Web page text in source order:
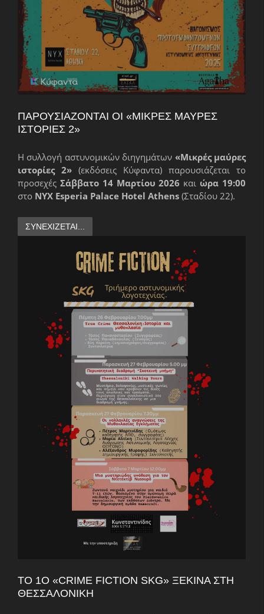
ΠΑΡΟΥΣΙΆΖΟΝΤΑΙ ΟΙ «ΜΙΚΡΈΣ ΜΑΎΡΕΣ
ΙΣΤΟΡΊΕΣ 2»
Η συλλογή αστυνομικών διηγημάτων «Μικρές μαύρες
ιστορίες 2» (εκδόσεις Κύφαντα) παρουσιάζεται το
προσεχές Σάββατο 14 Μαρτίου 2026 και ώρα 19:00
στο NYX Esperia Palace Hotel Athens (Σταδίου 22).
ΣΥΝΕΧΊΖΕΤΑΙ...
ΤΟ 1Ο «CRIME FICTION SKG» ΞΕΚΙΝΆ ΣΤΗ
ΘΕΣΣΑΛΟΝΊΚΗ